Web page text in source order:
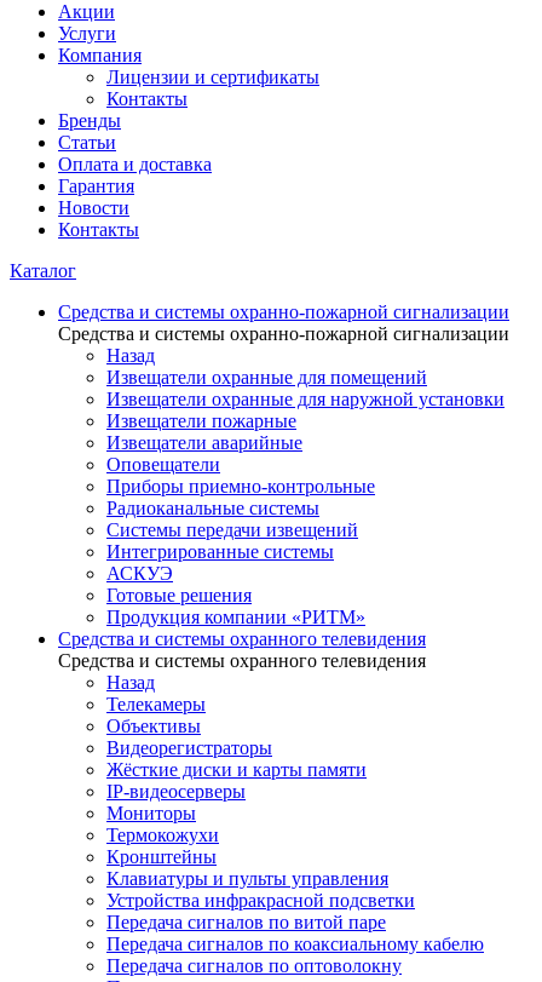
Акции
Услуги
Компания
Лицензии и сертификаты
Контакты
Бренды
Статьи
Оплата и доставка
Гарантия
Новости
Контакты
Каталог
Средства и системы охранно-пожарной сигнализации
Средства и системы охранно-пожарной сигнализации
Назад
Извещатели охранные для помещений
Извещатели охранные для наружной установки
Извещатели пожарные
Извещатели аварийные
Оповещатели
Приборы приемно-контрольные
Радиоканальные системы
Системы передачи извещений
Интегрированные системы
АСКУЭ
Готовые решения
Продукция компании «РИТМ»
Средства и системы охранного телевидения
Средства и системы охранного телевидения
Назад
Телекамеры
Объективы
Видеорегистраторы
Жёсткие диски и карты памяти
IP-видеосерверы
Мониторы
Термокожухи
Кронштейны
Клавиатуры и пульты управления
Устройства инфракрасной подсветки
Передача сигналов по витой паре
Передача сигналов по коаксиальному кабелю
Передача сигналов по оптоволокну